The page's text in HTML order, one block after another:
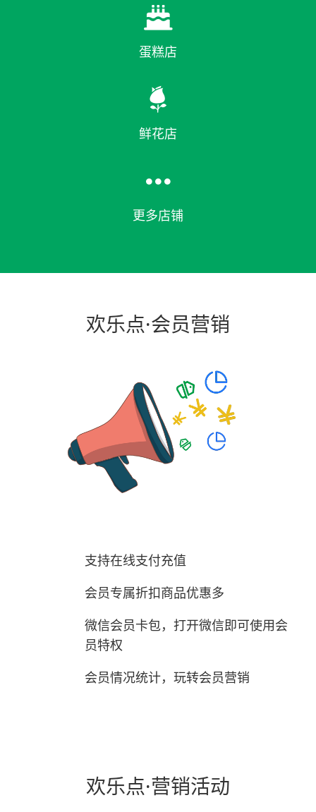

蛋糕店

鲜花店

更多店铺
欢乐点·会员营销
支持在线支付充值
会员专属折扣商品优惠多
微信会员卡包，打开微信即可使用会
员特权
会员情况统计，玩转会员营销
欢乐点·营销活动